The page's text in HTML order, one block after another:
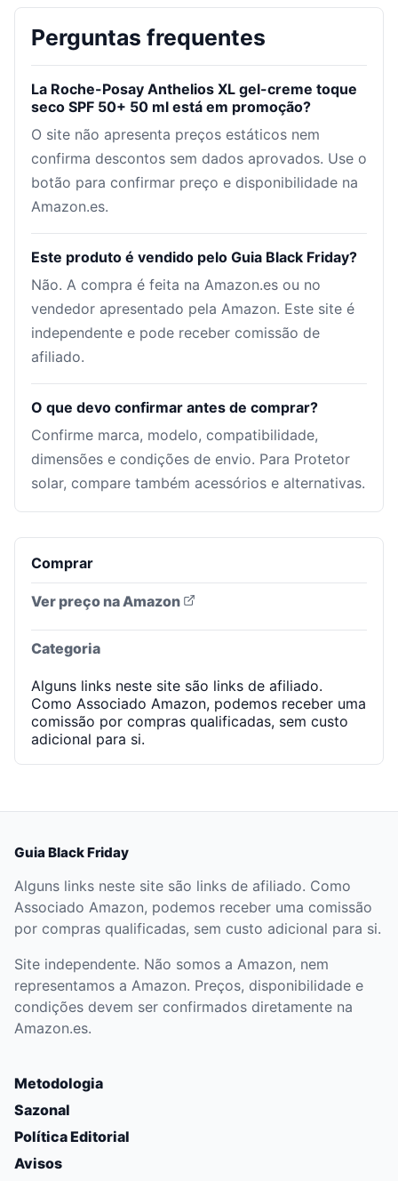
Perguntas frequentes
La Roche-Posay Anthelios XL gel-creme toque
seco SPF 50+ 50 ml está em promoção?
O site não apresenta preços estáticos nem
confirma descontos sem dados aprovados. Use o
botão para confirmar preço e disponibilidade na
Amazon.es.
Este produto é vendido pelo Guia Black Friday?
Não. A compra é feita na Amazon.es ou no
vendedor apresentado pela Amazon. Este site é
independente e pode receber comissão de
afiliado.
O que devo confirmar antes de comprar?
Confirme marca, modelo, compatibilidade,
dimensões e condições de envio. Para Protetor
solar, compare também acessórios e alternativas.
Comprar
Ver preço na Amazon
Categoria
Alguns links neste site são links de afiliado.
Como Associado Amazon, podemos receber uma
comissão por compras qualificadas, sem custo
adicional para si.
Guia Black Friday
Alguns links neste site são links de afiliado. Como
Associado Amazon, podemos receber uma comissão
por compras qualificadas, sem custo adicional para si.
Site independente. Não somos a Amazon, nem
representamos a Amazon. Preços, disponibilidade e
condições devem ser confirmados diretamente na
Amazon.es.
Metodologia
Sazonal
Política Editorial
Avisos